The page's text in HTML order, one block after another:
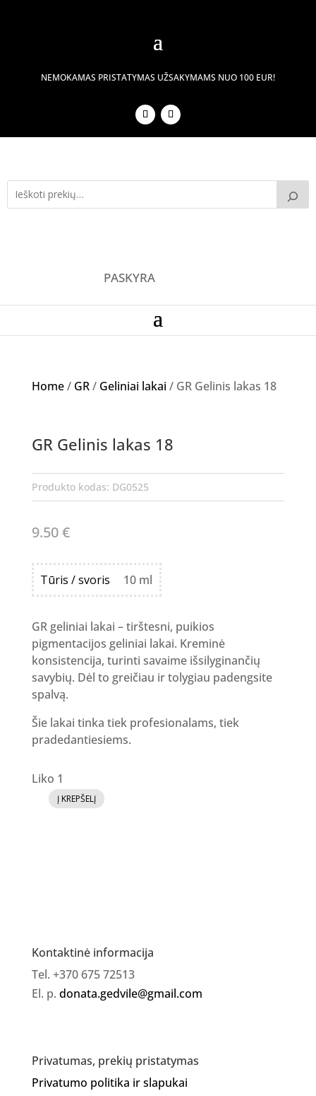
NEMOKAMAS PRISTATYMAS UŽSAKYMAMS NUO 100 EUR!
PASKYRA
Home/ GR/ Geliniai lakai / GR Gelinis lakas 18
GR Gelinis lakas 18
Produkto kodas: DG0525
9.50€
Tūris / svoris 10 ml
GR geliniai lakai – tirštesni, puikios
pigmentacijos geliniai lakai. Kreminė
konsistencija, turinti savaime išsilyginančių
savybių. Dėl to greičiau ir tolygiau padengsite
spalvą.
Šie lakai tinka tiek profesionalams, tiek
pradedantiesiems.
Liko 1
produkto
Į KREPŠELĮ
Kontaktinė informacija
Tel. +370 675 72513
El. p. donata.gedvile@gmail.com
Privatumas, prekių pristatymas
Privatumo politika ir slapukai